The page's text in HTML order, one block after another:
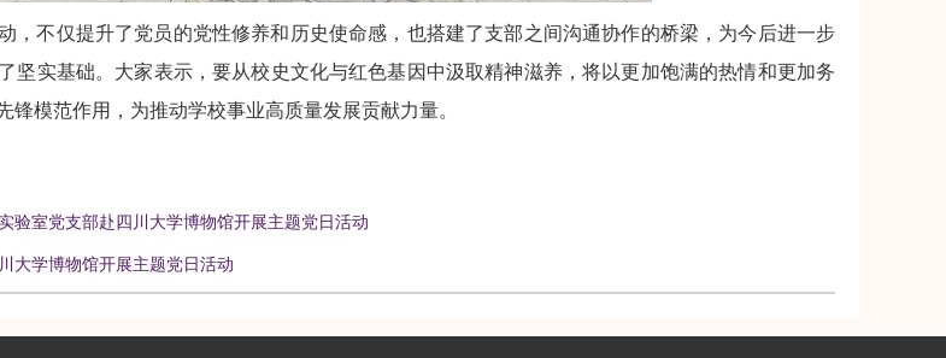
，不仅提升了党员的党性修养和历史使命感，也搭建了支部之间沟通协作的桥梁，为今后进一步
坚实基础。大家表示，要从校史文化与红色基因中汲取精神滋养，将以更加饱满的热情和更加务
锋模范作用，为推动学校事业高质量发展贡献力量。
验室党支部赴四川大学博物馆开展主题党日活动
大学博物馆开展主题党日活动